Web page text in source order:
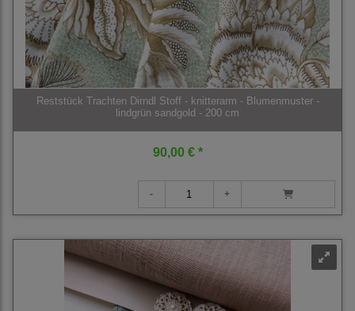
Reststück Trachten Dirndl Stoff - knitterarm - Blumenmuster -
lindgrün sandgold - 200 cm
90,00 € *